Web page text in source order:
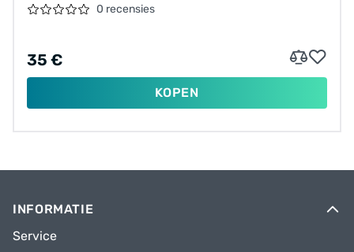
0 recensies
35 €
KOPEN
INFORMATIE
Service